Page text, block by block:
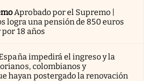
Aprobado por el Supremo |
logra una pensión de 850 euros
18 años
impedirá el ingreso y la
colombianos y
hayan postergado la renovación